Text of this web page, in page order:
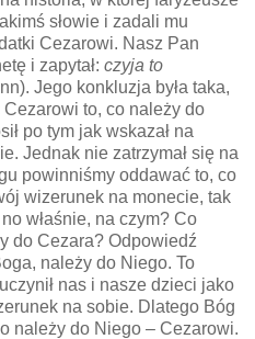
słowie i zadali mu
Cezarowi. Nasz Pan
i zapytał: czyja to
Jego konkluzja była taka,
to, co należy do
po tym jak wskazał na
Jednak nie zatrzymał się na
powinniśmy oddawać to, co
wizerunek na monecie, tak
właśnie, na czym? Co
do Cezara? Odpowiedź
należy do Niego. To
nas i nasze dzieci jako
na sobie. Dlatego Bóg
należy do Niego – Cezarowi.